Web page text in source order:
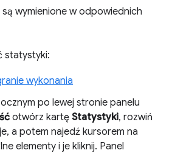
wymienione w odpowiednich
statystyki:
wykonania
po lewej stronie panelu
otwórz kartę Statystyki, rozwiń
a potem najedź kursorem na
elementy i je kliknij. Panel